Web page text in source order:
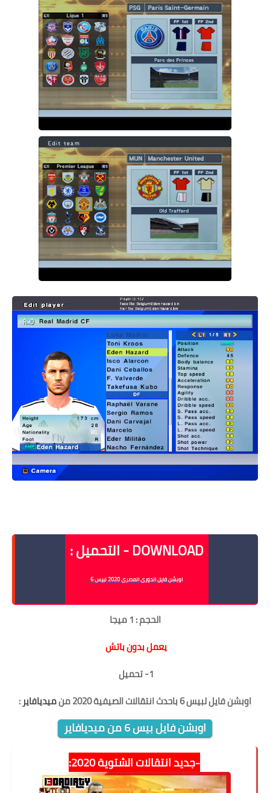
DOWNLOAD - التحميل :
اوبشن فايل الدورى المصرى 2020 لبيس 6
الحجم : 1 ميجا
يعمل بدون باتش
1- تحميل
اوبشن فايل لبيس 6 باحدث انتقالات الصيفية 2020
منميديافاير :
اوبشن فايل بيس 6 من ميديافاير
-جديد انتقالات الشتوية 2020: